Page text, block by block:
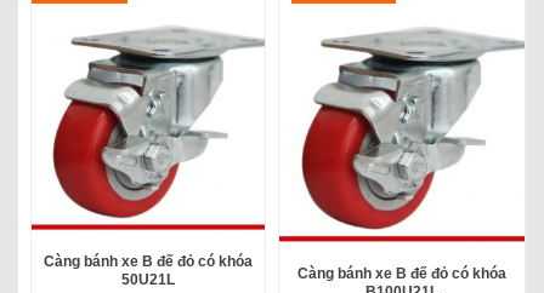
Càng bánh xe B đế đỏ có khóa
50U21L
Càng bánh xe B đế đỏ có khóa